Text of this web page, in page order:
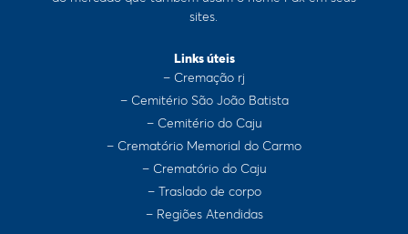
sites.
Links úteis
– Cremação rj
– Cemitério São João Batista
– Cemitério do Caju
– Crematório Memorial do Carmo
– Crematório do Caju
– Traslado de corpo
– Regiões Atendidas